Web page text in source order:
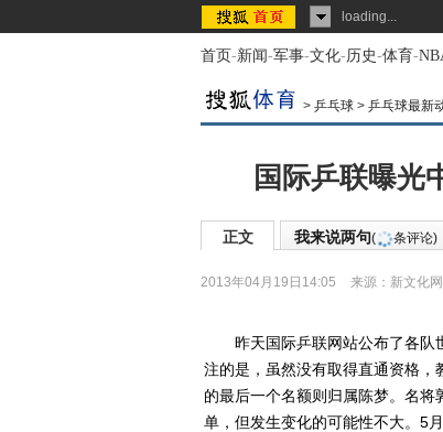
loading...
首页-新闻-军事-文化-历史-体育-
> 乒乓球 > 乒乓球最新
国际乒联曝光
正文 我来说两句( 条评论)
2013年04月19日14:05 来源： 新文化
昨天国际乒联网站公布了各队
注的是，虽然没有取得直通资格
的最后一个名额则归属陈梦。名
单，但发生变化的可能性不大。5